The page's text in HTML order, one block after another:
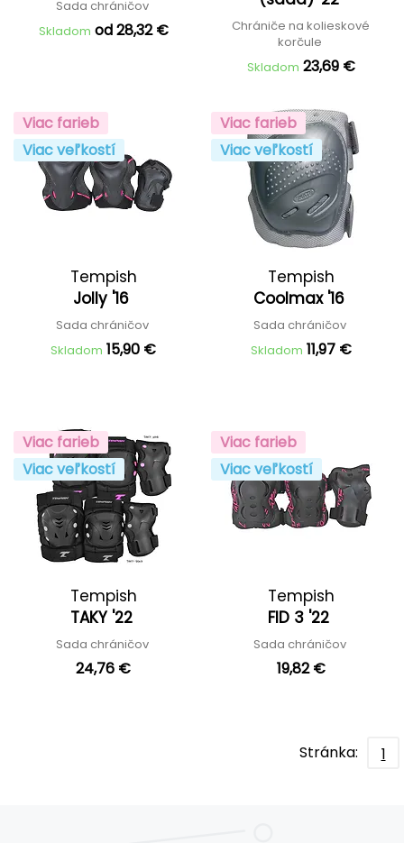
Sada chráničov
Skladom od 28,32 €
Chrániče na kolieskové
korčule
Skladom 23,69 €
Viac farieb
Viac veľkostí
Tempish
Jolly '16
Sada chráničov
Skladom 15,90 €
Viac farieb
Viac veľkostí
Tempish
Coolmax '16
Sada chráničov
Skladom 11,97 €
Viac farieb
Viac veľkostí
Tempish
TAKY '22
Sada chráničov
24,76 €
Viac farieb
Viac veľkostí
Tempish
FID 3 '22
Sada chráničov
19,82 €
Stránka: 1